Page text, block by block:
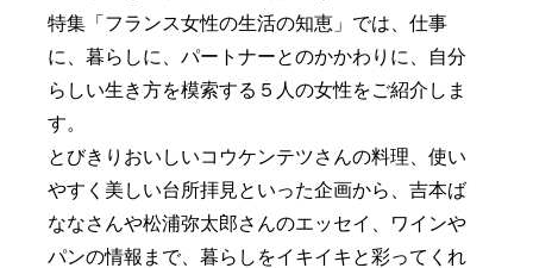
特集「フランス女性の生活の知恵」では、仕事
に、暮らしに、パートナーとのかかわりに、自分
らしい生き方を模索する５人の女性をご紹介しま
す。
とびきりおいしいコウケンテツさんの料理、使い
やすく美しい台所拝見といった企画から、吉本ば
ななさんや松浦弥太郎さんのエッセイ、ワインや
パンの情報まで、暮らしをイキイキと彩ってくれ